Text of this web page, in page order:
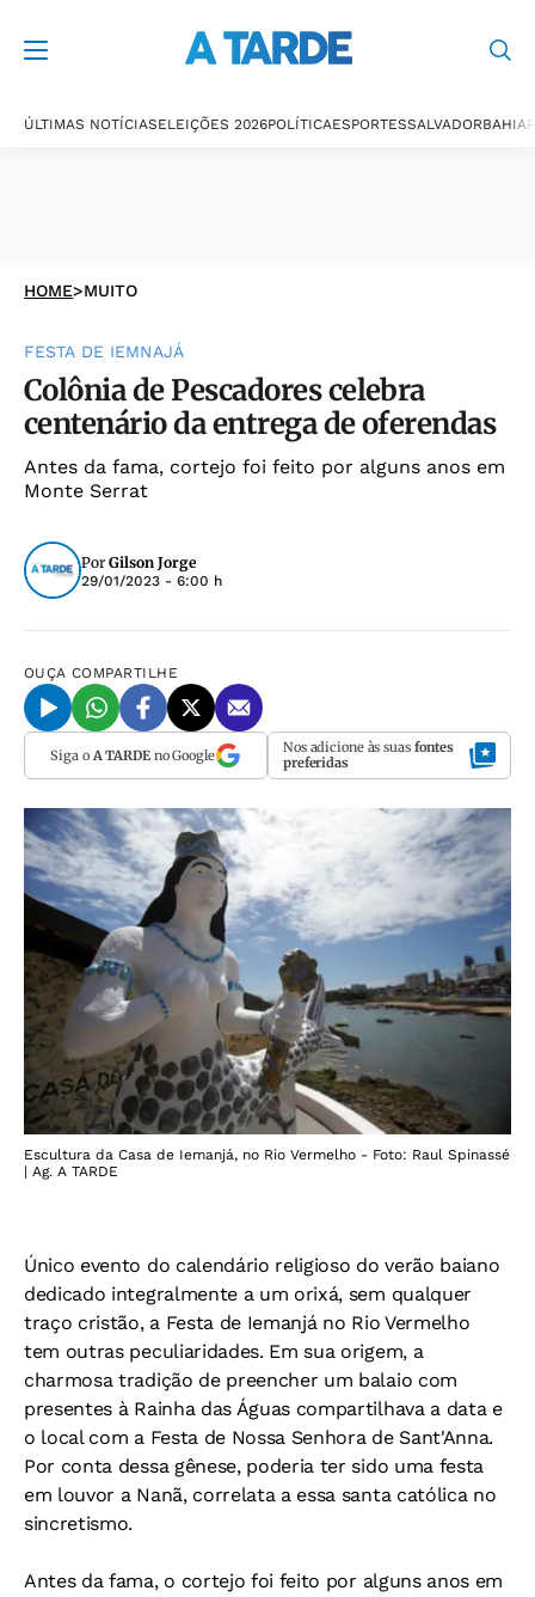
ÚLTIMAS NOTÍCIASELEIÇÕES 2026POLÍTICAESPORTESSALVADORBAHIA
HOME>MUITO
FESTA DE IEMNAJÁ
Colônia de Pescadores celebra
centenário da entrega de oferendas
Antes da fama, cortejo foi feito por alguns anos em
Monte Serrat
Por Gilson Jorge
29/01/2023 - 6:00 h
OUÇA COMPARTILHE
Siga o A TARDEno Google Nos adicione às suas fontes
preferidas
Escultura da Casa de Iemanjá, no Rio Vermelho - Foto: Raul Spinassé
| Ag. A TARDE
Único evento do calendário religioso do verão baiano
dedicado integralmente a um orixá, sem qualquer
traço cristão, a Festa de Iemanjá no Rio Vermelho
tem outras peculiaridades. Em sua origem, a
charmosa tradição de preencher um balaio com
presentes à Rainha das Águas compartilhava a data e
o local com a Festa de Nossa Senhora de Sant'Anna.
Por conta dessa gênese, poderia ter sido uma festa
em louvor a Nanã, correlata a essa santa católica no
sincretismo.
Antes da fama, o cortejo foi feito por alguns anos em